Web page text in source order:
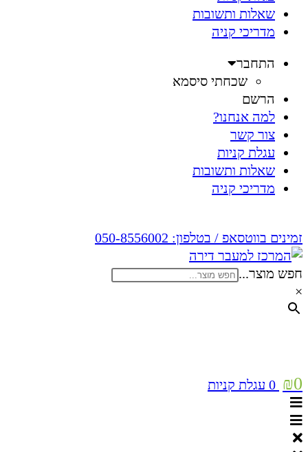
שאלות ותשובות
מדריכי קניה
התחבר
שכחתי סיסמא
הרשם
למה אנחנו?
צור קשר
עגלת קניות
שאלות ותשובות
מדריכי קניה
זמינים בווטסאפ / בטלפון: 050-8556002
חפש מוצר...
×
₪0
0 עגלת קניות